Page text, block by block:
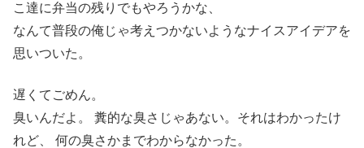
こ達に弁当の残りでもやろうかな、
なんて普段の俺じゃ考えつかないようなナイスアイデアを
思いついた。
遅くてごめん。
臭いんだよ。 糞的な臭さじゃあない。それはわかったけ
れど、 何の臭さかまでわからなかった。